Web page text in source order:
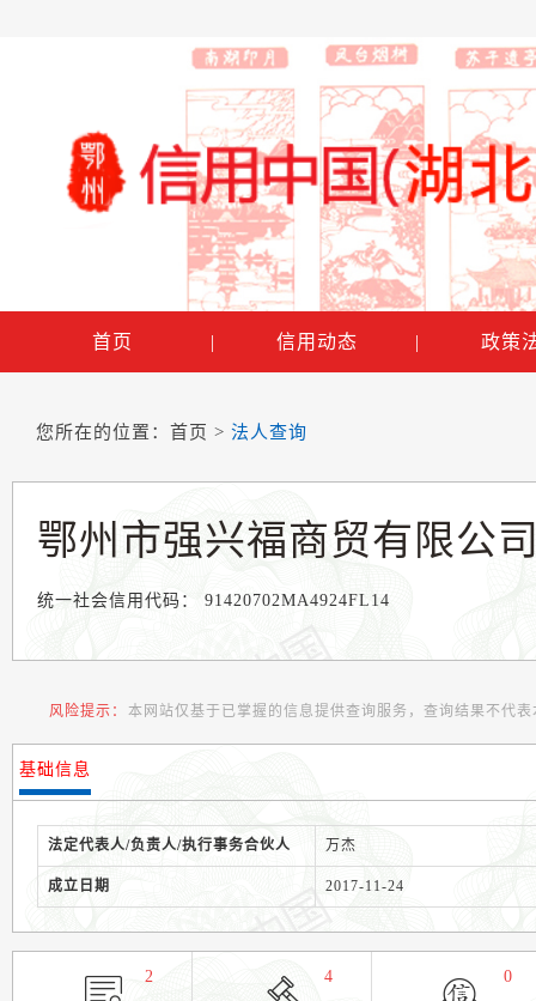
首页 | 信用动态 | 政策
您所在的位置： 首页 > 法人查询
鄂州市强兴福商贸有限公
统一社会信用代码： 91420702MA4924FL14
风险提示： 本网站仅基于已掌握的信息提供查询服务，查询结果不代
基础信息
法定代表人/负责人/执行事务合伙人 万杰
成立日期 2017-11-24
2 4 0